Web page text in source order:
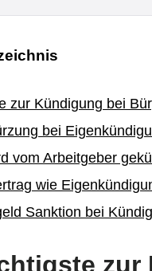
zur Kündigung bei
bei
vom Arbeitgeber
wie
Sanktion bei